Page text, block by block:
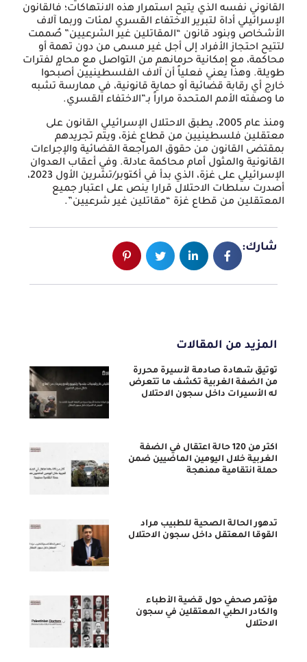
القانوني نفسه الذي يتيح استمرار هذه الانتهاكات؛ فالقانون
الإسرائيلي أداة لتبرير الاختفاء القسري لمئات وربما آلاف
الأشخاص وبنود قانون “المقاتلين غير الشرعيين” صُممت
لتتيح احتجاز الأفراد إلى أجل غير مسمى من دون تهمة أو
محاكمة، مع إمكانية حرمانهم من التواصل مع محامٍ لفترات
طويلة. وهذا يعني فعلياً أن آلاف الفلسطينيين أصبحوا
خارج أي رقابة قضائية أو حماية قانونية، في ممارسة تشبه
ما وصفته الأمم المتحدة مراراً بـ”الاختفاء القسري.
ومنذ عام 2005، يطبق الاحتلال الإسرائيلي القانون على
معتقلين فلسطينيين من قطاع غزة، ويتم تجريدهم
بمقتضى القانون من حقوق المراجعة القضائية والإجراءات
القانونية والمثول أمام محاكمة عادلة. وفي أعقاب العدوان
الإسرائيلي على غزة، الذي بدأ في أكتوبر/تشرين الأول 2023،
أصدرت سلطات الاحتلال قرارا ينص على اعتبار جميع
المعتقلين من قطاع غزة “مقاتلين غير شرعيين”.
شارك:
المزيد من المقالات
توثيق شهادة صادمة لأسيرة محررة
من الضفة الغربية تكشف ما تتعرض
له الأسيرات داخل سجون الاحتلال
أكثر من 120 حالة اعتقال في الضفة
الغربية خلال اليومين الماضيين ضمن
حملة انتقامية ممنهجة
تدهور الحالة الصحية للطبيب مراد
القوقا المعتقل داخل سجون الاحتلال
مؤتمر صحفي حول قضية الأطباء
والكادر الطبي المعتقلين في سجون
الاحتلال